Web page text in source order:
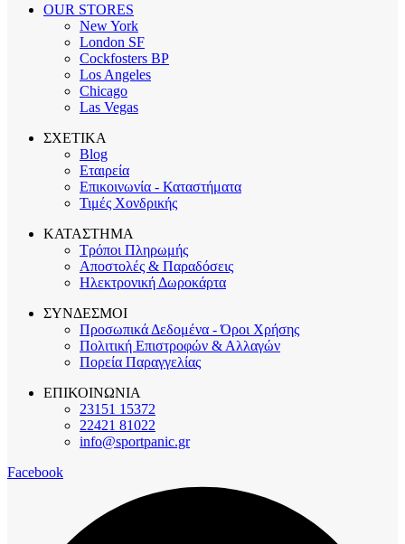
OUR STORES
New York
London SF
Cockfosters BP
Los Angeles
Chicago
Las Vegas
ΣΧΕΤΙΚΑ
Blog
Εταιρεία
Επικοινωνία - Καταστήματα
Τιμές Χονδρικής
ΚΑΤΑΣΤΗΜΑ
Τρόποι Πληρωμής
Αποστολές & Παραδόσεις
Ηλεκτρονική Δωροκάρτα
ΣΥΝΔΕΣΜΟΙ
Προσωπικά Δεδομένα - Όροι Χρήσης
Πολιτική Επιστροφών & Αλλαγών
Πορεία Παραγγελίας
ΕΠΙΚΟΙΝΩΝΙΑ
23151 15372
22421 81022
info@sportpanic.gr
Facebook